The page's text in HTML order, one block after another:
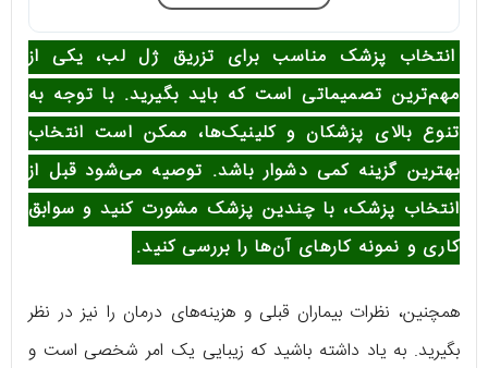
انتخاب پزشک مناسب برای تزریق ژل لب، یکی از
مهم‌ترین تصمیماتی است که باید بگیرید. با توجه به
تنوع بالای پزشکان و کلینیک‌ها، ممکن است انتخاب
بهترین گزینه کمی دشوار باشد. توصیه می‌شود قبل از
انتخاب پزشک، با چندین پزشک مشورت کنید و سوابق
کاری و نمونه کارهای آن‌ها را بررسی کنید.
همچنین، نظرات بیماران قبلی و هزینه‌های درمان را نیز در نظر
بگیرید. به یاد داشته باشید که زیبایی یک امر شخصی است و